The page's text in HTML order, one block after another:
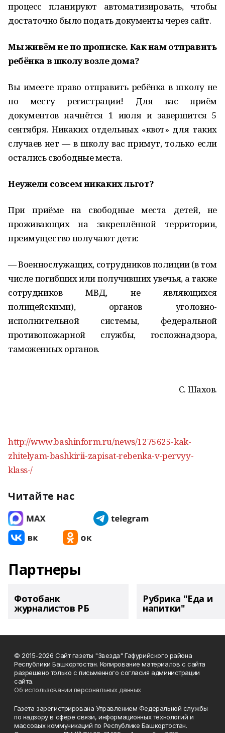
процесс планируют автоматизировать, чтобы
достаточно было подать документы через сайт.
Мы живём не по прописке. Как нам отправить
ребёнка в школу возле дома?
Вы имеете право отправить ребёнка в школу не
по месту регистрации! Для вас приём
документов начнётся 1 июля и завершится 5
сентября. Никаких отдельных «квот» для таких
случаев нет — в школу вас примут, только если
остались свободные места.
Неужели совсем никаких льгот?
При приёме на свободные места детей, не
проживающих на закреплённой территории,
преимущество получают дети:
— Военнослужащих, сотрудников полиции (в том
числе погибших или получивших увечья, а также
сотрудников МВД, не являющихся
полицейскими), органов уголовно-
исполнительной системы, федеральной
противопожарной службы, госпожнадзора,
таможенных органов.
С. Шахов.
http://www.bashinform.ru/news/1275625-kak-
zhitelyam-bashkirii-zapisat-rebenka-v-pervyy-
klass-/
Читайте нас
Партнеры
Фотобанк
журналистов РБ
Рубрика "Еда и
напитки"
© 2015-2026 Сайт газеты "Звезда" Гафурийского района
Республики Башкортостан. Копирование материалов с сайта
разрешено только с письменного согласия администрации
сайта.
Об использовании персональных данных
Газета зарегистрирована Управлением Федеральной службы
по надзору в сфере связи, информационных технологий и
массовых коммуникаций по Республике Башкортостан.